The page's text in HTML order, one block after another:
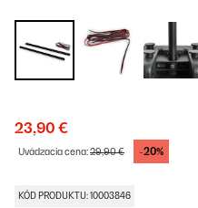
23,90 €
Uvádzacia cena:29,90 € -20%
KÓD PRODUKTU: 10003846